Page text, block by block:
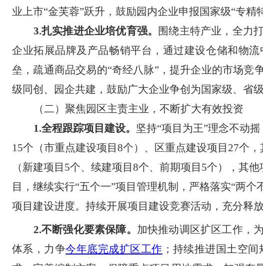
业上市“金芙蓉”跃升，鼓励园内企业申报国家级“专
3.扎实推进企业培优育强。
围绕主特产业，全力
企业拓展品牌及产品畅销平台，通过建设仓储和物
垒，疏通商品交易的“奇经八脉”，提升企业的市场竞
级同创、园企共建，鼓励广大企业争创为国家级、省
（二）聚焦园区主责主业，不断扩大有效投资
1.全程跟踪项目建设。 坚持“项目为王”理念不动
15个（市重点建设项目8个）、区重点建设项目27个
（新建项目5个、续建项目8个、前期项目5个），其
目，继续实行“五个一”项目管理机制，严格落实“两
项目建设进度。持续开展项目建设竞赛活动，充分释
2.不断强化要素保障。 加快推动调区扩区工作，
体系，力争今年底完成扩区工作 ；持续推进国土空